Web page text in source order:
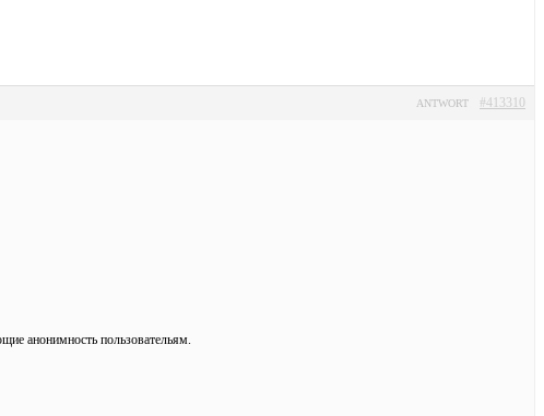
#413310
ANTWORT
анонимность пользовательям.